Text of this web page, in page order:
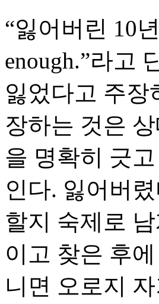
“잃어버린 10
enough.”라고
잃었다고 주장
장하는 것은
을 명확히 긋
인다. 잃어버
할지 숙제로
이고 찾은 후
니면 오로지